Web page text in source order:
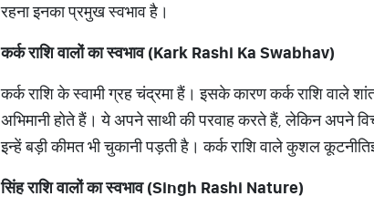
रहना इनका प्रमुख स्वभाव है।
कर्क राशि वालों का स्वभाव (Kark Rashi Ka Swabhav)
कर्क राशि के स्वामी ग्रह चंद्रमा हैं। इसके कारण कर्क राशि वाले
अभिमानी होते हैं। ये अपने साथी की परवाह करते हैं, लेकिन अपने
इन्हें बड़ी कीमत भी चुकानी पड़ती है। कर्क राशि वाले कुशल
सिंह राशि वालों का स्वभाव (Singh Rashi Nature)